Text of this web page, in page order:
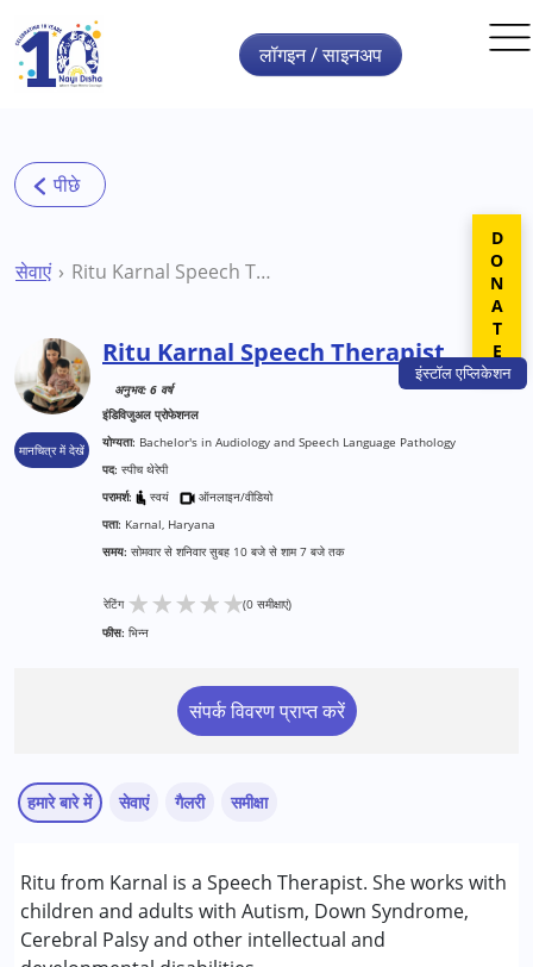
Skip to main content
इंस्टॉलएप्लिकेशन
लॉगइन / साइनअप
सेवाएं Ritu Karnal Speech Therapist
मानचित्र में देखें
Ritu Karnal Speech Therapist
अनुभव: 6 वर्ष
इंडिविजुअल प्रोफेशनल
योग्यता: Bachelor's in Audiology and Speech Language Pathology
पद: स्पीच थेरेपी
परामर्श:
स्वयं
ऑनलाइन/वीडियो
पता: Karnal, Haryana
समय: सोमवार से शनिवार सुबह 10 बजे से शाम 7 बजे तक
रेटिंग ★★★★★(0 समीक्षाएं)
फीस: भिन्न
संपर्क विवरण प्राप्त करें
हमारे बारे में
Ritu from Karnal is a Speech Therapist. She works with
children and adults with Autism, Down Syndrome,
Cerebral Palsy and other intellectual and
सेवाएं
स्पीच थेरेपी
निम्नलिखित विकलांगता संबंधित सेवाएं उपलब्ध :
गैलरी समीक्षा
DONATE